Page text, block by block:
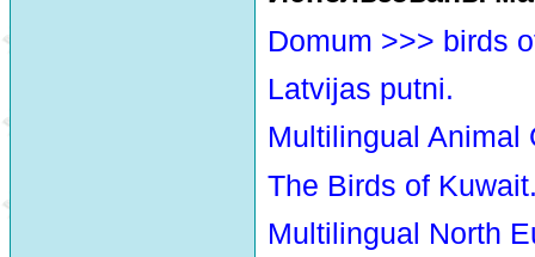
Domum >>> birds
Latvijas putni.
Multilingual Animal
The Birds of
Multilingual North